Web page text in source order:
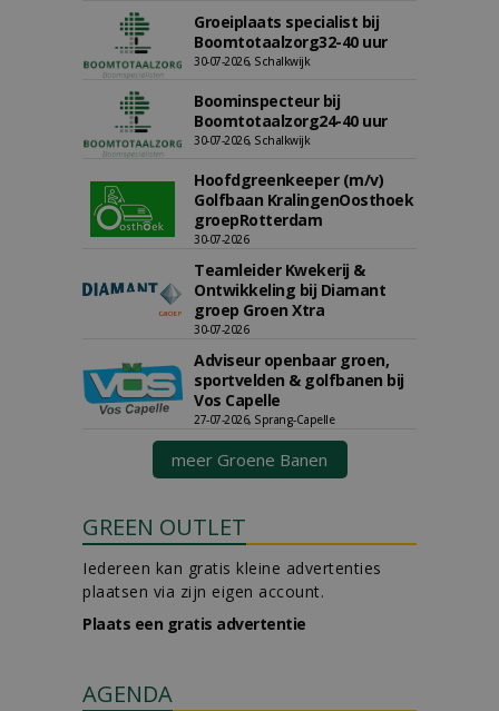
Groeiplaats specialist bij
Boomtotaalzorg32-40 uur
30-07-2026, Schalkwijk
Boominspecteur bij
Boomtotaalzorg24-40 uur
30-07-2026, Schalkwijk
Hoofdgreenkeeper (m/v)
Golfbaan KralingenOosthoek
groepRotterdam
30-07-2026
Teamleider Kwekerij &
Ontwikkeling bij Diamant
groep Groen Xtra
30-07-2026
Adviseur openbaar groen,
sportvelden & golfbanen bij
Vos Capelle
27-07-2026, Sprang-Capelle
meer Groene Banen
GREEN OUTLET
Iedereen kan gratis kleine advertenties
plaatsen via zijn eigen account.
Plaats een gratis advertentie
AGENDA